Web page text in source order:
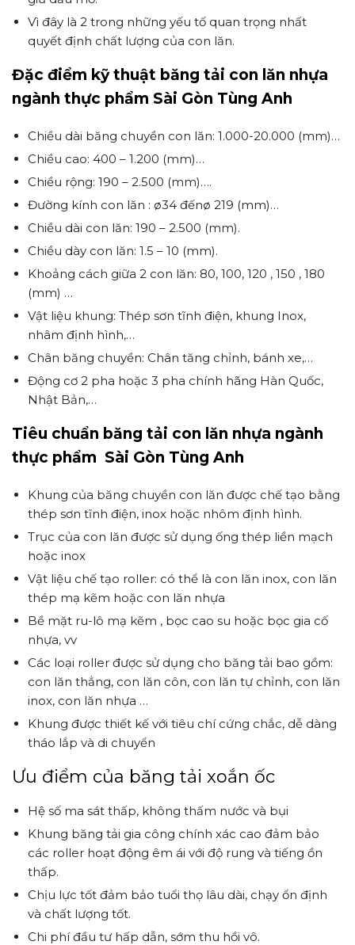
Vì đây là 2 trong những yếu tố quan trọng nhất
quyết định chất lượng của con lăn.
Đặc điểm kỹ thuật băng tải con lăn nhựa
ngành thực phẩm Sài Gòn Tùng Anh
Chiều dài băng chuyền con lăn: 1.000-20.000 (mm)…
Chiều cao: 400 – 1.200 (mm)…
Chiều rộng: 190 – 2.500 (mm)….
Đường kính con lăn : ø34 đếnø 219 (mm)…
Chiều dài con lăn: 190 – 2.500 (mm).
Chiều dày con lăn: 1.5 – 10 (mm).
Khoảng cách giữa 2 con lăn: 80, 100, 120 , 150 , 180
(mm) …
Vật liệu khung: Thép sơn tĩnh điện, khung Inox,
nhâm định hình,…
Chân băng chuyền: Chân tăng chỉnh, bánh xe,…
Động cơ 2 pha hoặc 3 pha chính hãng Hàn Quốc,
Nhật Bản,…
Tiêu chuẩn băng tải con lăn nhựa ngành
thực phẩm Sài Gòn Tùng Anh
Khung của băng chuyền con lăn được chế tạo bằng
thép sơn tĩnh điện, inox hoặc nhôm định hình.
Trục của con lăn được sử dụng ống thép liền mạch
hoặc inox
Vật liệu chế tạo roller: có thể là con lăn inox, con lăn
thép mạ kẽm hoặc con lăn nhựa
Bề mặt ru-lô mạ kẽm , bọc cao su hoặc bọc gia cố
nhựa, vv
Các loại roller được sử dụng cho băng tải bao gồm:
con lăn thẳng, con lăn côn, con lăn tự chỉnh, con lăn
inox, con lăn nhựa …
Khung được thiết kế với tiêu chí cứng chắc, dễ dàng
tháo lắp và di chuyển
Ưu điểm của băng tải xoắn ốc
Hệ số ma sát thấp, không thấm nước và bụi
Khung băng tải gia công chính xác cao đảm bảo
các roller hoạt động êm ái với độ rung và tiếng ồn
thấp.
Chịu lực tốt đảm bảo tuổi thọ lâu dài, chạy ổn định
và chất lượng tốt.
Chi phí đầu tư hấp dẫn, sớm thu hồi vô.